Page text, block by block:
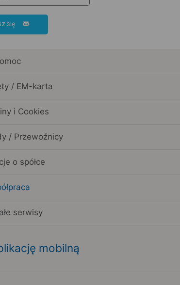
się
/ EM-karta
i Cookies
/ Przewoźnicy
o spółce
serwisy
mobilną